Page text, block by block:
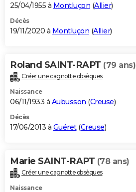
S'inscrire
Se connecter
Lycées
Collèges
Primaires
Universités
Entreprises
Service militaire
Avis de recherche
AVIS DE DÉCÈS
Bricolage
Lifestyle
Culture
Sport
Auto
Television
Voyage
Cinema
25/04/1955 à Montluçon (Allier)
Décès
19/11/2020 à Montluçon (Allier)
Roland SAINT-RAPT (79 ans)
Créer une cagnotte obsèques
Naissance
06/11/1933 à Aubusson (Creuse)
Décès
17/06/2013 à Guéret(Creuse)
Marie SAINT-RAPT (78 ans)
Créer une cagnotte obsèques
Naissance